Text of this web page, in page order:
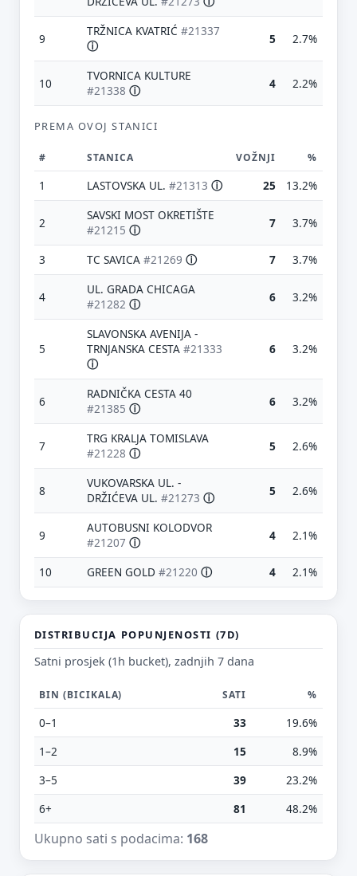
9
TRŽNICA KVATRIĆ #21337
ⓘ
5 2.7%
10
TVORNICA KULTURE
#21338 ⓘ 4 2.2%
PREMA OVOJ STANICI
# STANICA VOŽNJI %
1 LASTOVSKA UL. #21313 ⓘ 25 13.2%
2
SAVSKI MOST OKRETIŠTE
#21215 ⓘ 7 3.7%
3 TC SAVICA #21269 ⓘ 7 3.7%
4
UL. GRADA CHICAGA
#21282 ⓘ 6 3.2%
5
SLAVONSKA AVENIJA -
TRNJANSKA CESTA #21333
ⓘ
6 3.2%
6
RADNIČKA CESTA 40
#21385 ⓘ 6 3.2%
7
TRG KRALJA TOMISLAVA
#21228 ⓘ 5 2.6%
8
VUKOVARSKA UL. -
DRŽIĆEVA UL. #21273 ⓘ 5 2.6%
9
AUTOBUSNI KOLODVOR
#21207 ⓘ 4 2.1%
10 GREEN GOLD #21220 ⓘ 4 2.1%
DISTRIBUCIJA POPUNJENOSTI (7D)
Satni prosjek (1h bucket), zadnjih 7 dana
BIN (BICIKALA) SATI %
0–1 33
19.6%
1–2
15
8.9%
3–5
39
23.2%
6+
81 48.2%
Ukupno sati s podacima: 168
Predloži poboljšanje ove stranice
Što bi ti ovdje bilo korisno? Koje pitanje želiš da ova
stranica može odgovoriti? (npr. “kada je
najpraznije?”, “što znači ovaj skok?”, “što još
usporediti?”)
Vrsta poruke
Povratna informacija
Prijava problema